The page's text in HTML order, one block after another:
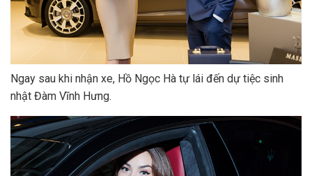
Ngay sau khi nhận xe, Hồ Ngọc Hà tự lái đến dự tiệc sinh
nhật Đàm Vĩnh Hưng.